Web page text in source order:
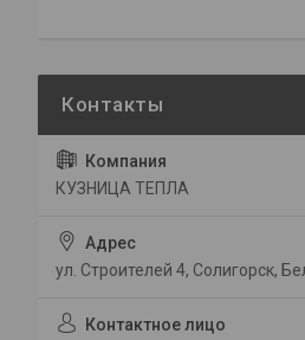
КУЗНИЦА ТЕПЛА
ул. Строителей 4, Солигорск,